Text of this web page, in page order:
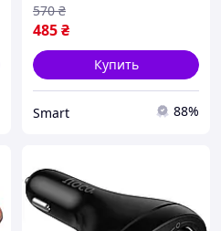
485₴
570 ₴
Купить
Smart 88%